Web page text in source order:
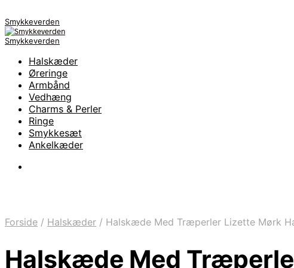
Smykkeverden
Smykkeverden
Halskæder
Øreringe
Armbånd
Vedhæng
Charms & Perler
Ringe
Smykkesæt
Ankelkæder
Forside / Halskæder / Halskæde Med Træperler Lizette Mørk
Halskæde Med